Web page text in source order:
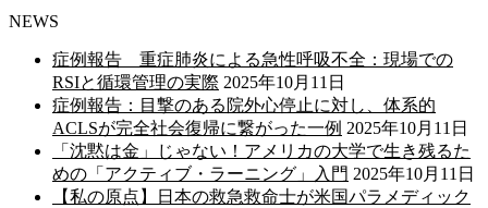
NEWS
症例報告 重症肺炎による急性呼吸不全：現場での
RSIと循環管理の実際 2025年10月11日
症例報告：目撃のある院外心停止に対し、体系的
ACLSが完全社会復帰に繋がった一例 2025年10月11日
「沈黙は金」じゃない！アメリカの大学で生き残るた
めの「アクティブ・ラーニング」入門 2025年10月11日
【私の原点】日本の救急救命士が米国パラメディック